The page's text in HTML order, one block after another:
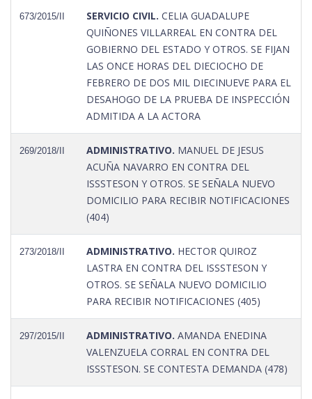
673/2015/II SERVICIO CIVIL. CELIA GUADALUPE
QUIÑONES VILLARREAL EN CONTRA DEL
GOBIERNO DEL ESTADO Y OTROS. SE FIJAN
LAS ONCE HORAS DEL DIECIOCHO DE
FEBRERO DE DOS MIL DIECINUEVE PARA EL
DESAHOGO DE LA PRUEBA DE INSPECCIÓN
ADMITIDA A LA ACTORA
269/2018/II ADMINISTRATIVO. MANUEL DE JESUS
ACUÑA NAVARRO EN CONTRA DEL
ISSSTESON Y OTROS. SE SEÑALA NUEVO
DOMICILIO PARA RECIBIR NOTIFICACIONES
(404)
273/2018/II ADMINISTRATIVO. HECTOR QUIROZ
LASTRA EN CONTRA DEL ISSSTESON Y
OTROS. SE SEÑALA NUEVO DOMICILIO
PARA RECIBIR NOTIFICACIONES (405)
297/2015/II ADMINISTRATIVO. AMANDA ENEDINA
VALENZUELA CORRAL EN CONTRA DEL
ISSSTESON. SE CONTESTA DEMANDA (478)